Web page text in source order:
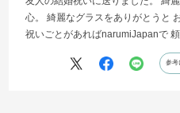
心。 綺麗なグラスをありがとうと
祝いごとがあればnarumiJapanで
参考